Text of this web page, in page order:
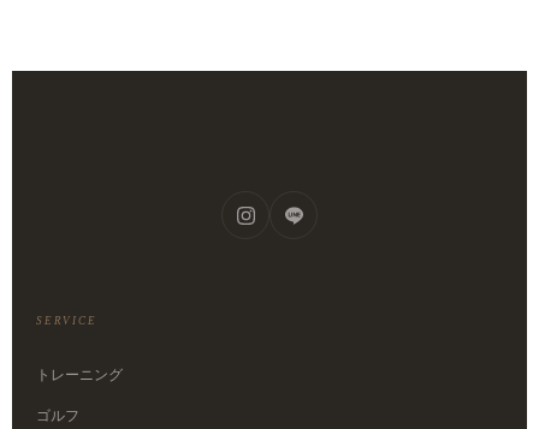
SERVICE
トレーニング
ゴルフ